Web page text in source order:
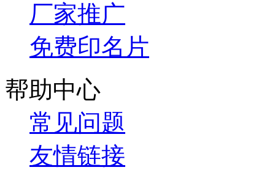
厂家推广
免费印名片
帮助中心
常见问题
友情链接